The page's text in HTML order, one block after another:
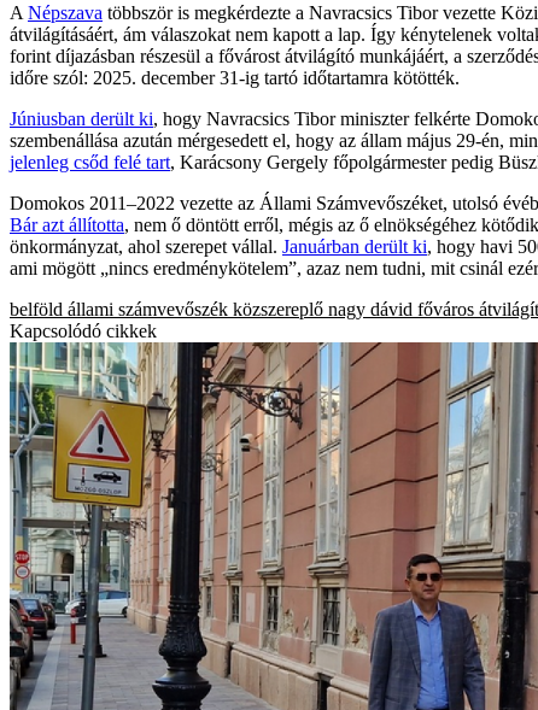
A Népszava többször is megkérdezte a Navracsics Tibor vezette
átvilágításáért, ám válaszokat nem kapott a lap. Így kénytelenek
forint díjazásban részesül a fővárost átvilágító munkájáért, a
időre szól: 2025. december 31-ig tartó időtartamra kötötték.
Júniusban derült ki, hogy Navracsics Tibor miniszter felkérte
szembenállása azután mérgesedett el, hogy az állam május 29-én,
jelenleg csőd felé tart, Karácsony Gergely főpolgármester pedig
Domokos 2011–2022 vezette az Állami Számvevőszéket, utolsó
Bár azt állította, nem ő döntött erről, mégis az ő elnökségéhez
önkormányzat, ahol szerepet vállal. Januárban derült ki, hogy havi
ami mögött „nincs eredménykötelem”, azaz nem tudni, mit csinál
belföld állami számvevőszék közszereplő nagy dávid főváros
Kapcsolódó cikkek